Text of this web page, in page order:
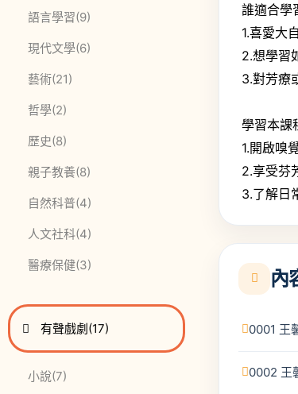
語言學習此分類有
(9)
現代文學此分類有
(6)
藝術此分類有
(21)
哲學此分類有
(2)
歷史此分類有
(8)
親子教養此分類有
(8)
自然科普此分類有
(4)
人文社科此分類有
(4)
醫療保健此分類有
(3)
進入
有聲戲劇此分類有
(17)
小說此分類有
(7)
誰適合學
1.喜愛大
2.想學習
3.對芳療
學習本課
1.開啟嗅
2.享受芬
3.了解日
內
0001 王
0002 王